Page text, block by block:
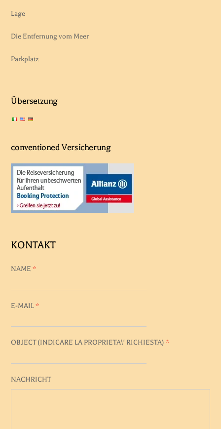
Lage
Die Entfernung vom Meer
Parkplatz
Übersetzung
conventioned Versicherung
KONTAKT
NAME*
E-MAIL*
OBJECT (INDICARE LA PROPRIETA\' RICHIESTA)*
NACHRICHT